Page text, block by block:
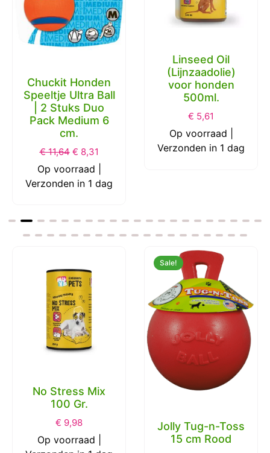
Chuckit Honden
Speeltje Ultra Ball
| 2 Stuks Duo
Pack Medium 6
cm.
€11,64 € 8,31
Op voorraad |
Verzonden in 1 dag
Linseed Oil
(Lijnzaadolie)
voor honden
500ml.
€ 5,61
Op voorraad |
Verzonden in 1 dag
No Stress Mix
100 Gr.
€ 9,98
Op voorraad |
Sale!
Jolly Tug-n-Toss
15 cm Rood